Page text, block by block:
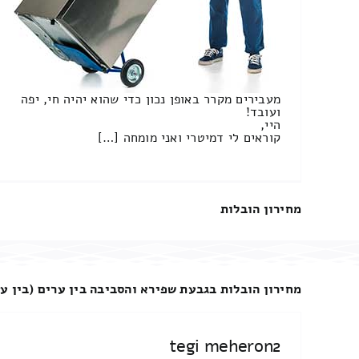
מעבירים מקרר באופן נכון כדי שהוא יהיה חי, יפה
ועובד!
היי,
קוראים לי דמיטרי ואני מומחה […]
מחירון הובלות
מחירון הובלות בגבעת שפירא והסביבה בין ערים (בין
tegi meheron2